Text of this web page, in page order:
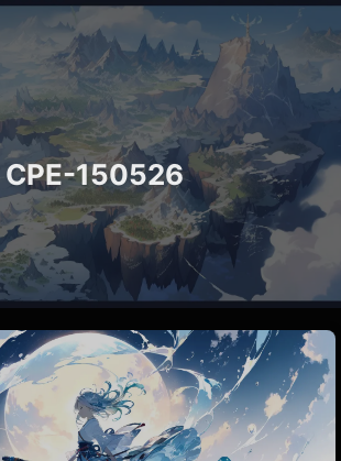
CPE-150526